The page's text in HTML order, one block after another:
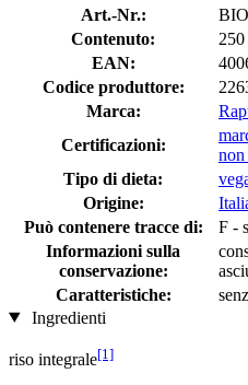
Art.-Nr.:
Contenuto:
EAN:
Codice produttore:
Marca:
Certificazioni:
Tipo di dieta:
Origine:
Può contenere tracce di:
F -
Informazioni sulla
conservazione:
Caratteristiche:
Ingredienti
riso integrale[1]